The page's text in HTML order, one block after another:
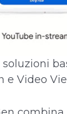
e Video